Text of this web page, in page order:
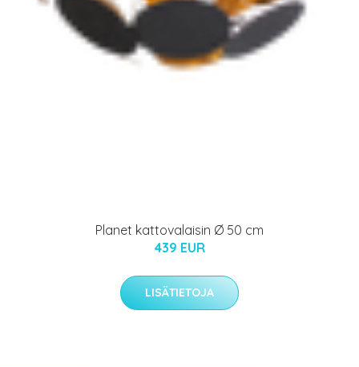
Planet kattovalaisin Ø 50 cm
439 EUR
LISÄTIETOJA